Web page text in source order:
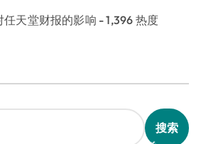
天堂财报的影响 - 1,396 热度
搜索